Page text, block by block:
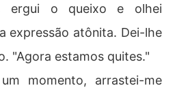
ergui o queixo e olhei
expressão atônita. Dei-lhe
"Agora estamos quites."
momento, arrastei-me